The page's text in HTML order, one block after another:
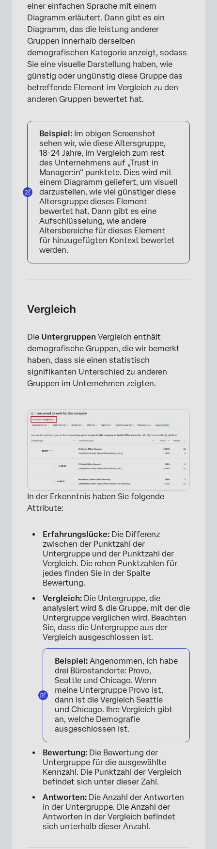
×
einer einfachen Sprache mit einem
Diagramm erläutert. Dann gibt es ein
Diagramm, das die leistung anderer
Gruppen innerhalb derselben
demografischen Kategorie anzeigt, sodass
Sie eine visuelle Darstellung haben, wie
günstig oder ungünstig diese Gruppe das
betreffende Element im Vergleich zu den
anderen Gruppen bewertet hat.
Beispiel: Im obigen Screenshot
sehen wir, wie diese Altersgruppe,
18-24 Jahre, im Vergleich zum rest
des Unternehmens auf „Trust in
Manager:in“ punktete. Dies wird mit
einem Diagramm geliefert, um visuell
darzustellen, wie viel günstiger diese
Altersgruppe dieses Element
bewertet hat. Dann gibt es eine
Aufschlüsselung, wie andere
Altersbereiche für dieses Element
für hinzugefügten Kontext bewertet
werden.
Vergleich
Die Untergruppen Vergleich enthält
demografische Gruppen, die wir bemerkt
haben, dass sie einen statistisch
signifikanten Unterschied zu anderen
Gruppen im Unternehmen zeigten.
In der Erkenntnis haben Sie folgende
Attribute:
Erfahrungslücke: Die Differenz
zwischen der Punktzahl der
Untergruppe und der Punktzahl der
Vergleich. Die rohen Punktzahlen für
jedes finden Sie in der Spalte
Bewertung.
Vergleich: Die Untergruppe, die
analysiert wird & die Gruppe, mit der die
Untergruppe verglichen wird. Beachten
Sie, dass die Untergruppe aus der
Vergleich ausgeschlossen ist.
Beispiel: Angenommen, ich habe
drei Bürostandorte: Provo,
Seattle und Chicago. Wenn
meine Untergruppe Provo ist,
dann ist die Vergleich Seattle
und Chicago. Ihre Vergleich gibt
an, welche Demografie
ausgeschlossen ist.
Bewertung: Die Bewertung der
Untergruppe für die ausgewählte
Kennzahl. Die Punktzahl der Vergleich
befindet sich unter dieser Zahl.
Antworten: Die Anzahl der Antworten
in der Untergruppe. Die Anzahl der
Antworten in der Vergleich befindet
sich unterhalb dieser Anzahl.